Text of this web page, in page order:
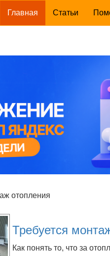
Главная (current)
Статьи
отопления
Требуется
Как понять то, что за